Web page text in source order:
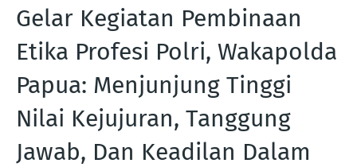
Gelar Kegiatan Pembinaan
Etika Profesi Polri, Wakapolda
Papua: Menjunjung Tinggi
Nilai Kejujuran, Tanggung
Jawab, Dan Keadilan Dalam